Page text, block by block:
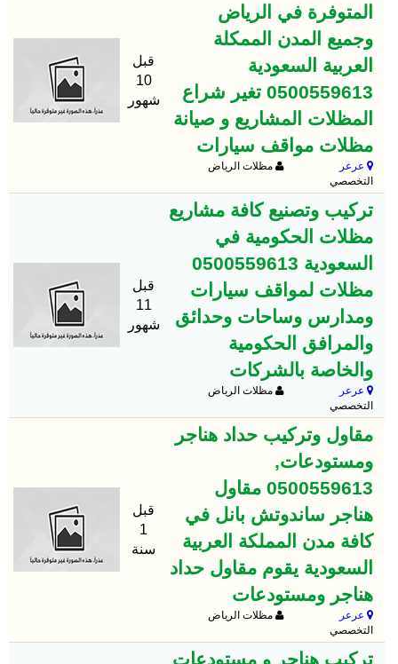
المتوفرة في الرياض
وجميع المدن الممكلة
العربية السعودية
0500559613 تغير شراع
المظلات المشاريع و صيانة
مظلات مواقف سيارات
عرعر
مظلات الرياض
التخصصي
قبل
10
شهور
تركيب وتصنيع كافة مشاريع
مظلات الحكومية في
السعودية 0500559613
مظلات لمواقف سيارات
ومدارس وساحات وحدائق
والمرافق الحكومية
والخاصة بالشركات
عرعر
مظلات الرياض
التخصصي
قبل
11
شهور
مقاول وتركيب حداد هناجر
ومستودعات,
0500559613 مقاول
هناجر ساندوتش بانل في
كافة مدن المملكة العربية
السعودية يقوم مقاول حداد
هناجر ومستودعات
عرعر
مظلات الرياض
التخصصي
قبل
1
سنة
تركيب هناجر و مستودعات